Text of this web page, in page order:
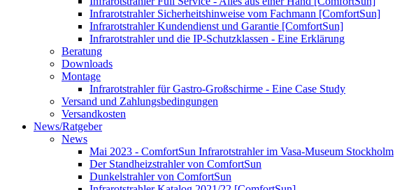
Infrarotstrahler Sicherheitshinweise vom Fachmann [ComfortSun]
Infrarotstrahler Kundendienst und Garantie [ComfortSun]
Infrarotstrahler und die IP-Schutzklassen - Eine Erklärung
Beratung
Downloads
Montage
Infrarotstrahler für Gastro-Großschirme - Eine Case Study
Versand und Zahlungsbedingungen
Versandkosten
News/Ratgeber
News
Mai 2023 - ComfortSun Infrarotstrahler im Vasa-Museum Stockholm
Der Standheizstrahler von ComfortSun
Dunkelstrahler von ComfortSun